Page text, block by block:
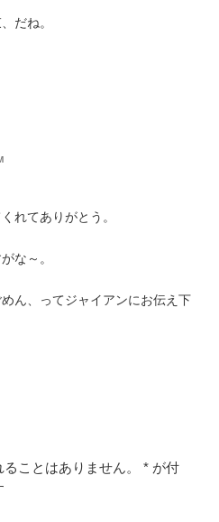
だね。
れてありがとう。
な～。
ん、ってジャイアンにお伝え下
ことはありません。 * が付